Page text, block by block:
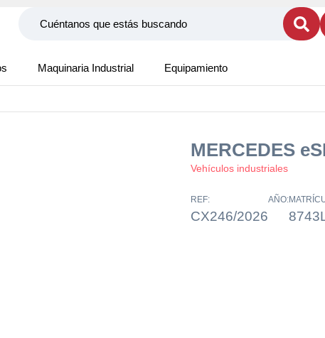
Maquinaria Industrial Equipamiento
MERCEDES
Vehículos industriales
REF:
CX246/2026
AÑO: